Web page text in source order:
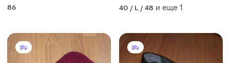
86 40 / L / 48 и еще 1